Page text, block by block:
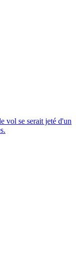
vol se serait jeté d'un